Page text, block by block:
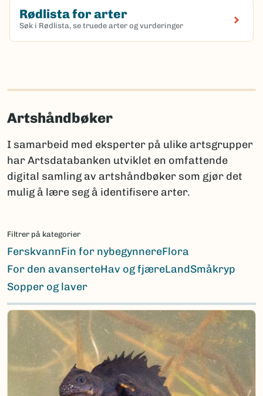
Rødlista for arter
Søk i Rødlista, se truede arter og vurderinger
Artshåndbøker
I samarbeid med eksperter på ulike artsgrupper
har Artsdatabanken utviklet en omfattende
digital samling av artshåndbøker som gjør det
mulig å lære seg å identifisere arter.
Filtrer på kategorier
FerskvannFin for nybegynnereFlora
For den avanserteHav og fjæreLandSmåkryp
Sopper og laver